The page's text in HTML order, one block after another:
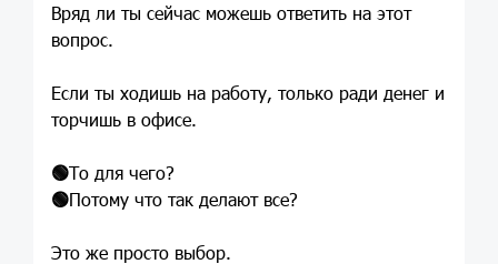
Вряд ли ты сейчас можешь ответить на этот
вопрос.
Если ты ходишь на работу, только ради денег и
торчишь в офисе.
🟢То для чего?
🟢Потому что так делают все?
Это же просто выбор.